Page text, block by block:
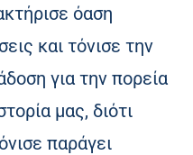
όαση
και τόνισε την
για την πορεία
μας, διότι
παράγει